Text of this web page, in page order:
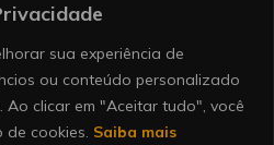
sua experiência de
ou conteúdo personalizado
clicar em "Aceitar tudo", você
de cookies. Saiba mais